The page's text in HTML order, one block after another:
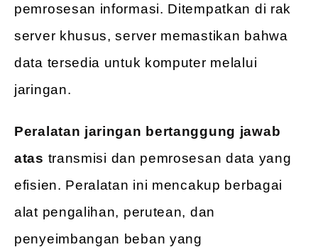
pemrosesan informasi. Ditempatkan di rak
server khusus, server memastikan bahwa
data tersedia untuk komputer melalui
jaringan.
Peralatan jaringan bertanggung jawab
atas transmisi dan pemrosesan data yang
efisien. Peralatan ini mencakup berbagai
alat pengalihan, perutean, dan
penyeimbangan beban yang